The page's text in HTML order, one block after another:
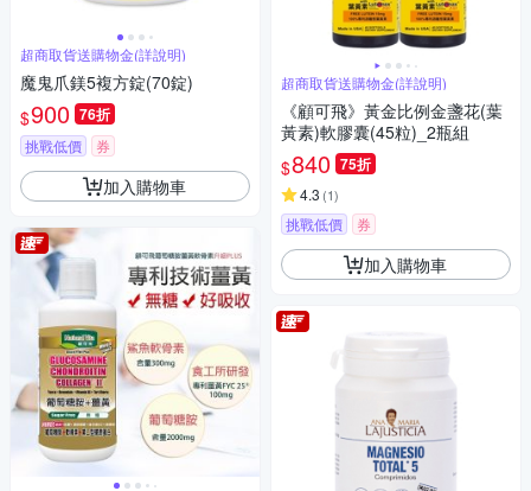
超商取貨送購物金(詳說明)
魔鬼爪鎂5複方錠(70錠)
$900 76折
挑戰低價 券
加入購物車
超商取貨送購物金(詳說明)
《顧可飛》黃金比例金盞花(葉
黃素)軟膠囊(45粒)_2瓶組
$840 75折
4.3 (1)
挑戰低價 券
加入購物車